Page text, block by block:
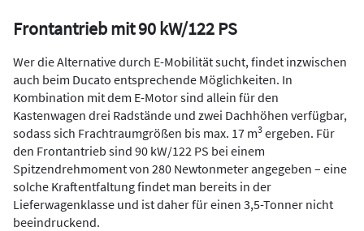
Frontantrieb mit 90 kW/122 PS
Wer die Alternative durch E-Mobilität sucht, findet inzwischen
auch beim Ducato entsprechende Möglichkeiten. In
Kombination mit dem E-Motor sind allein für den
Kastenwagen drei Radstände und zwei Dachhöhen verfügbar,
sodass sich Frachtraumgrößen bis max. 17 m3 ergeben. Für
den Frontantrieb sind 90 kW/122 PS bei einem
Spitzendrehmoment von 280 Newtonmeter angegeben – eine
solche Kraftentfaltung findet man bereits in der
Lieferwagenklasse und ist daher für einen 3,5-Tonner nicht
beeindruckend.